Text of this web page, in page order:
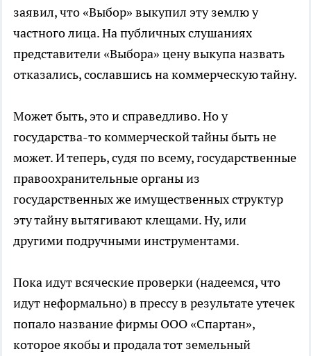
заявил, что «Выбор» выкупил эту землю у
частного лица. На публичных слушаниях
представители «Выбора» цену выкупа назвать
отказались, сославшись на коммерческую тайну.
Может быть, это и справедливо. Но у
государства-то коммерческой тайны быть не
может. И теперь, судя по всему, государственные
правоохранительные органы из
государственных же имущественных структур
эту тайну вытягивают клещами. Ну, или
другими подручными инструментами.
Пока идут всяческие проверки (надеемся, что
идут неформально) в прессу в результате утечек
попало название фирмы ООО «Спартан»,
которое якобы и продала тот земельный